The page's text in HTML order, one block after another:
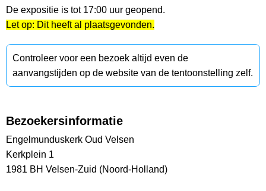
De expositie is tot 17:00 uur geopend.
Let op: Dit heeft al plaatsgevonden.
Controleer voor een bezoek altijd even de
aanvangstijden op de website van de tentoonstelling zelf.
Bezoekersinformatie
Engelmunduskerk Oud Velsen
Kerkplein 1
1981 BH Velsen-Zuid (Noord-Holland)